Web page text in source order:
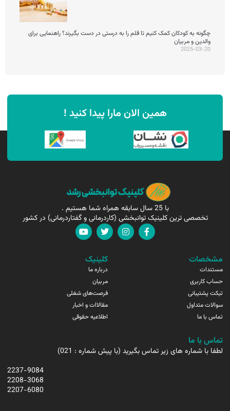
چگونه به کودکان کمک کنیم تا قلم را به درستی در دست بگیرند؟ راهنمایی برای
والدین و مربیان
2025-03-20
همین الان مارا پیدا کنید !
با 25 سال سابقه همراه شما هستیم .
تخصصی ترین کلینیک توانبخشی (کاردرمانی و گفتاردرمانی) در کشور
مشخصات
مستندات
حساب کاربری
تیکت پشتیبانی
سوالات متداول
تماس با ما
کلینیک
درباره ما
مربیان
فرصت‌های شغلی
مقالاات و اخبار
اطلاعیه حقوقی
تماس با ما
لطفا با شماره های زیر تماس بگیرید (با پیش شماره : 021)
2237-9084
2208-3068
2207-6080